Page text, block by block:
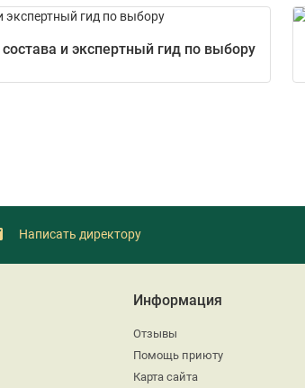
и экспертный гид по выбору
Написать директору
Информация
Отзывы
Помощь приюту
Карта сайта